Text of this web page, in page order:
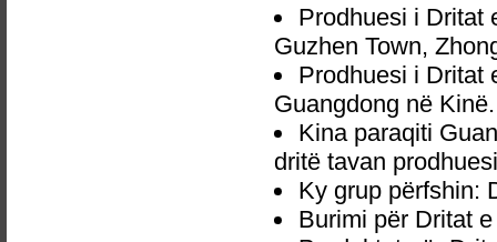
Prodhuesi i Dritat
Guzhen Town,
Prodhuesi i Dritat
Guangdong në Kinë.
Kina paraqiti
dritë tavan
Ky grup përfshin:
Burimi për Dritat